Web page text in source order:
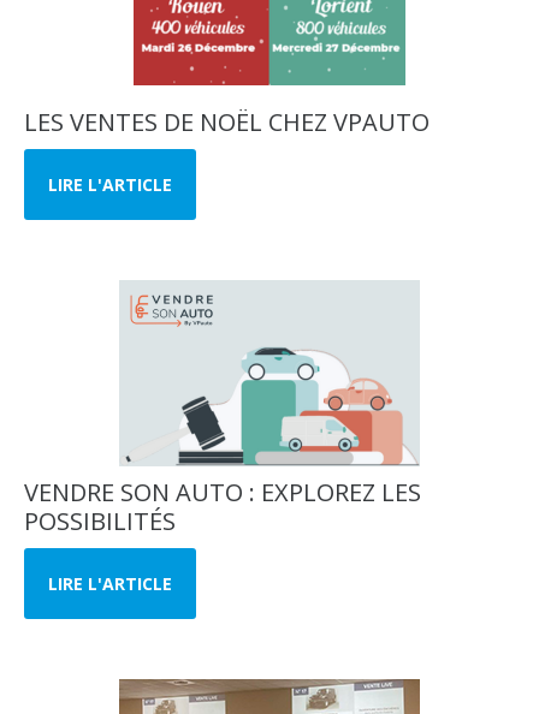
LES VENTES DE NOËL CHEZ VPAUTO
LIRE L'ARTICLE
VENDRE SON AUTO : EXPLOREZ LES
POSSIBILITÉS
LIRE L'ARTICLE